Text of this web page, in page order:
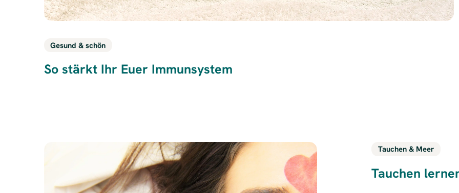
So stärkt Ihr Euer Immunsystem
Gesund & schön
Tauchen
Tauchen & Meer